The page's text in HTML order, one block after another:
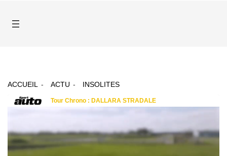
ACCUEIL ACTU INSOLITES